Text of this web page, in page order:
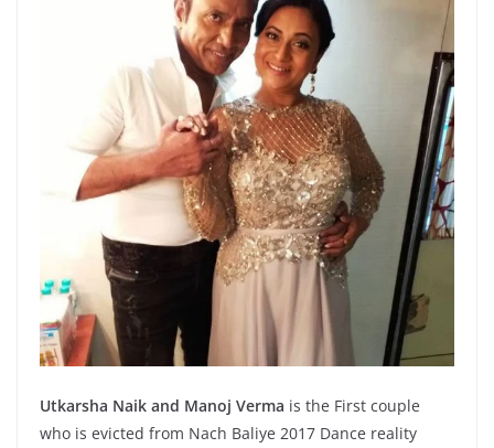
Utkarsha Naik and Manoj Verma is the First couple
who is evicted from Nach Baliye 2017 Dance reality